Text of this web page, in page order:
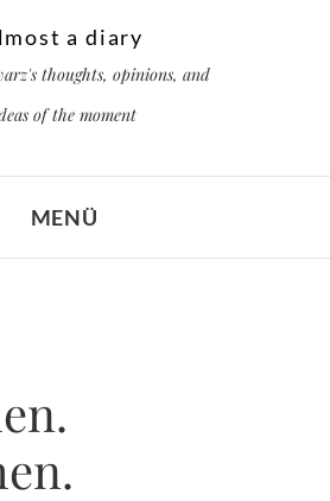
a diary
thoughts, opinions, and
of the moment
MENÜ